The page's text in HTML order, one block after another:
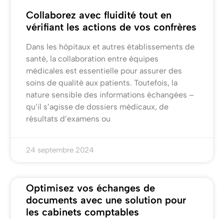
Collaborez avec fluidité tout en
vérifiant les actions de vos confrères
Dans les hôpitaux et autres établissements de
santé, la collaboration entre équipes
médicales est essentielle pour assurer des
soins de qualité aux patients. Toutefois, la
nature sensible des informations échangées –
qu’il s’agisse de dossiers médicaux, de
résultats d’examens ou
24 septembre 2024
Optimisez vos échanges de
documents avec une solution pour
les cabinets comptables